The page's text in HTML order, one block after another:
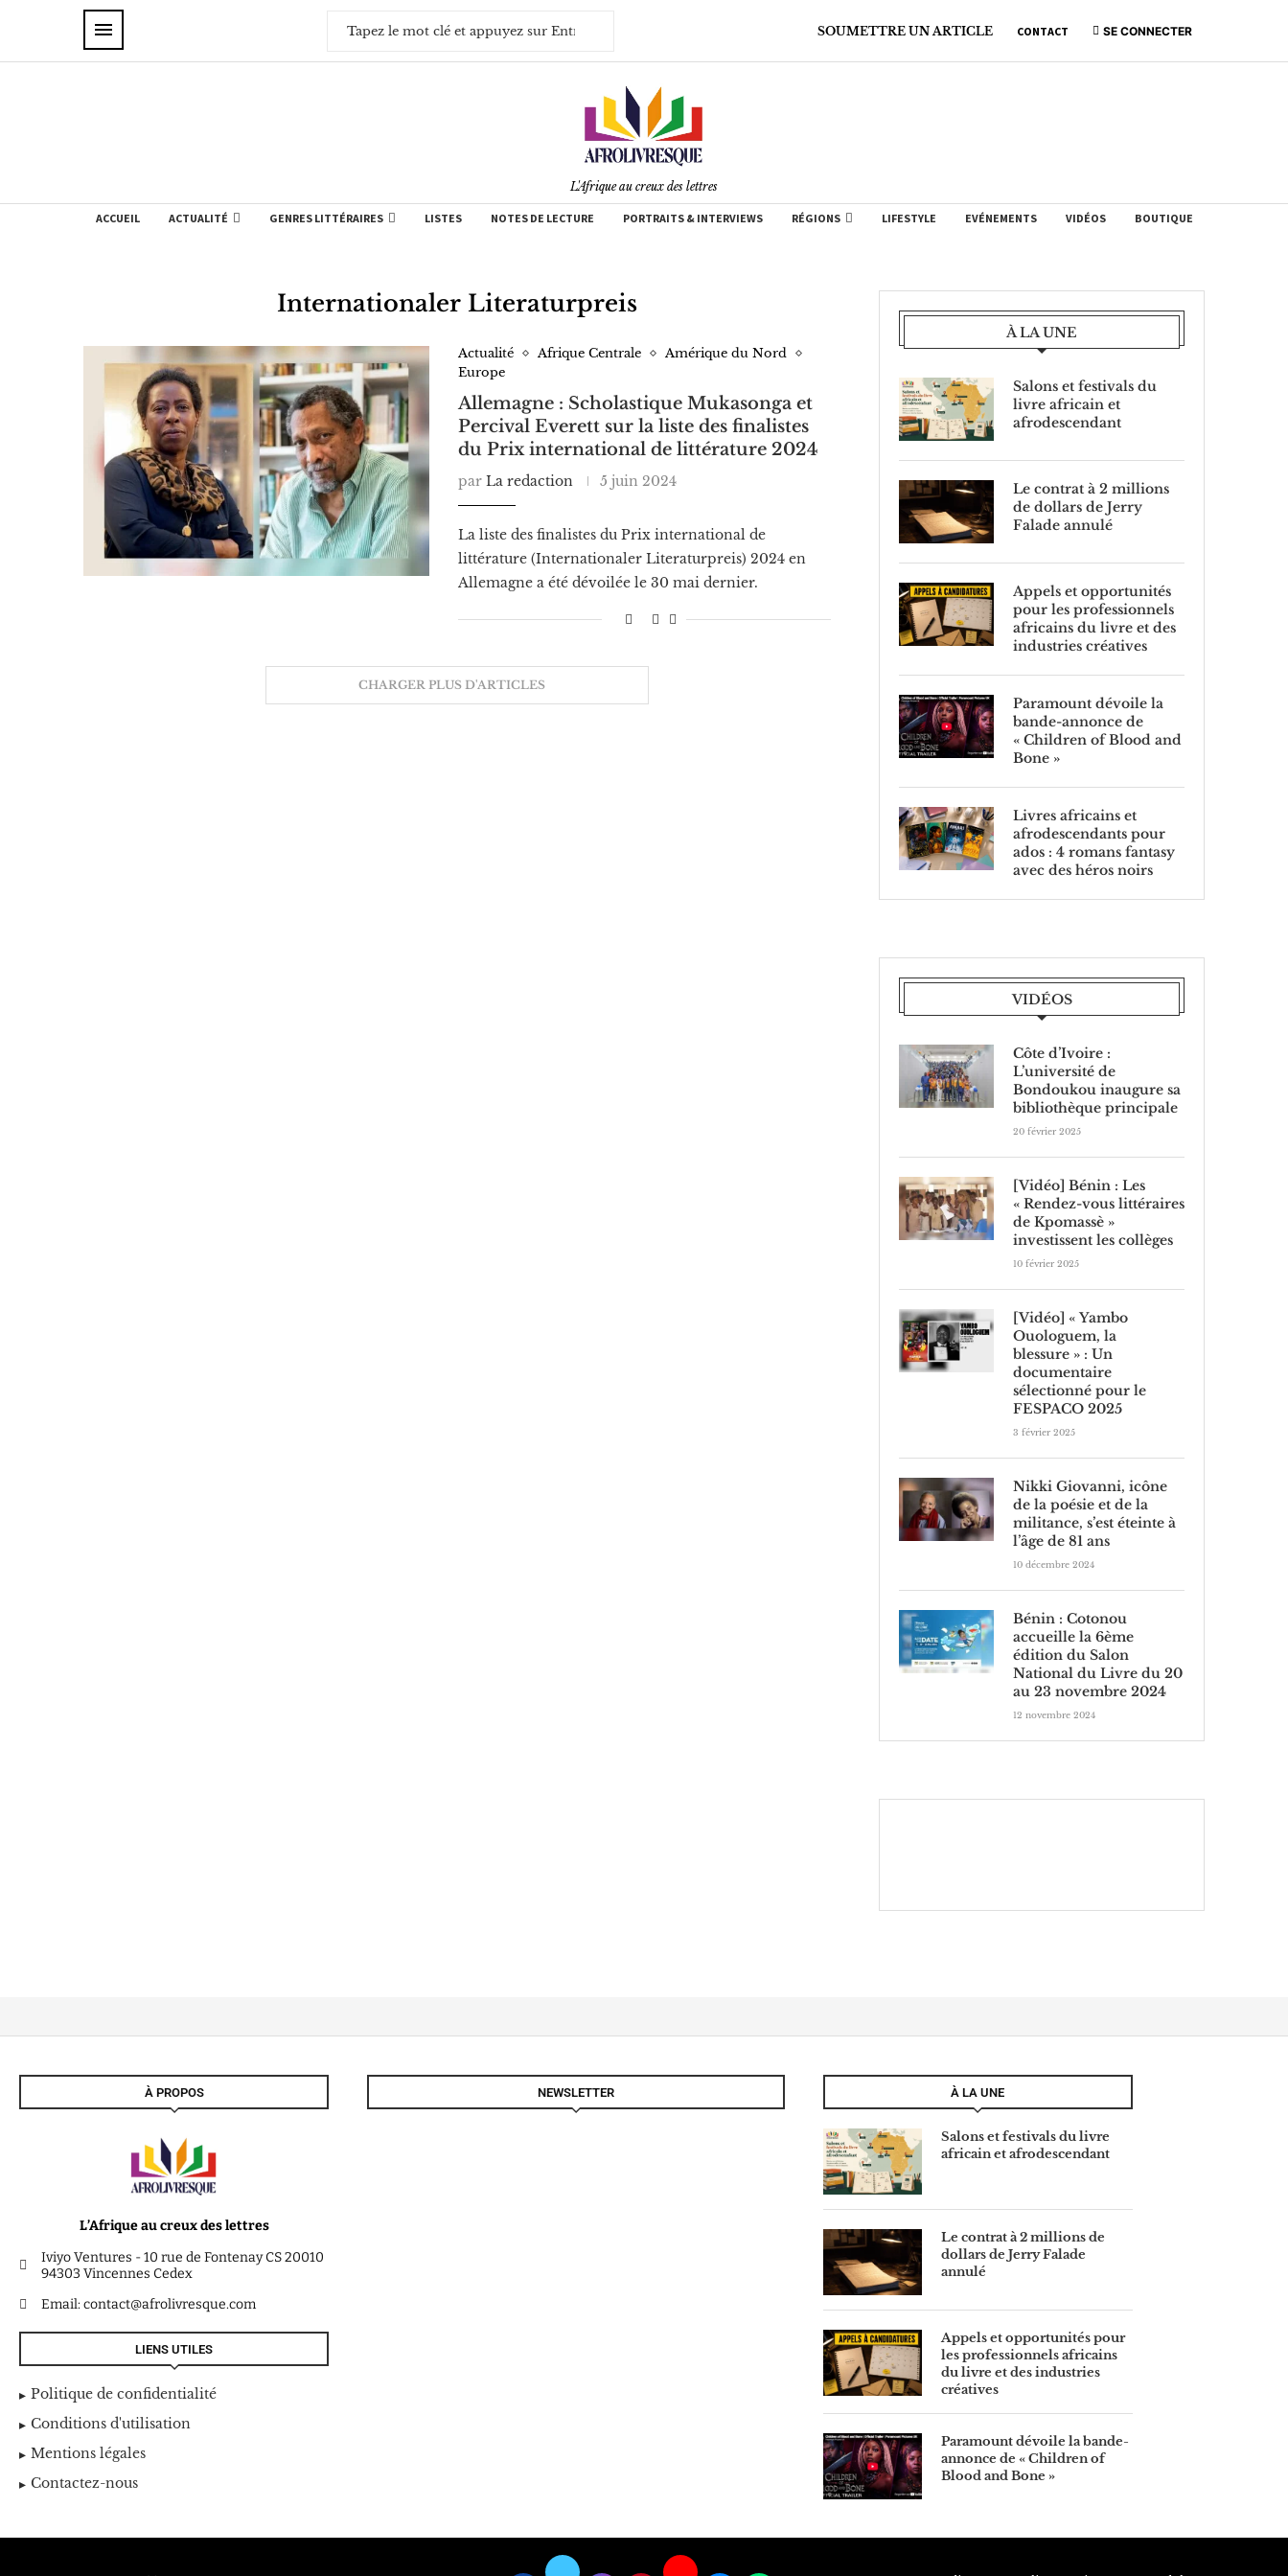
SOUMETTRE UN ARTICLE CONTACT SE CONNECTER
L'Afrique au creux des lettres
ACCUEIL ACTUALITÉ GENRES LITTÉRAIRES LISTES NOTES DE LECTURE PORTRAITS & INTERVIEWS RÉGIONS LIFESTYLE EVÉNEMENTS VIDÉOS BOUTIQUE
Internationaler Literaturpreis
Actualité Afrique Centrale
Amérique du Nord
Europe
Allemagne : Scholastique Mukasonga et
Percival Everett sur la liste des finalistes
du Prix international de littérature 2024
par La redaction 5 juin 2024
La liste des finalistes du Prix international de
littérature (Internationaler Literaturpreis) 2024 en
Allemagne a été dévoilée le 30 mai dernier.
CHARGER PLUS D'ARTICLES
À LA UNE
Salons et festivals du
livre africain et
afrodescendant
Le contrat à 2 millions
de dollars de Jerry
Falade annulé
Appels et opportunités
pour les professionnels
africains du livre et des
industries créatives
Paramount dévoile la
bande-annonce de
« Children of Blood and
Bone »
Livres africains et
afrodescendants pour
ados : 4 romans fantasy
avec des héros noirs
VIDÉOS
Côte d’Ivoire :
L’université de
Bondoukou inaugure sa
bibliothèque principale
20 février 2025
[Vidéo] Bénin : Les
« Rendez-vous littéraires
de Kpomassè »
investissent les collèges
10 février 2025
[Vidéo] « Yambo
Ouologuem, la
blessure » : Un
documentaire
sélectionné pour le
FESPACO 2025
3 février 2025
Nikki Giovanni, icône
de la poésie et de la
militance, s’est éteinte à
l’âge de 81 ans
10 décembre 2024
Bénin : Cotonou
accueille la 6ème
édition du Salon
National du Livre du 20
au 23 novembre 2024
12 novembre 2024
À PROPOS
L’Afrique au creux des lettres
Iviyo Ventures - 10 rue de Fontenay CS 20010
94303 Vincennes Cedex
Email: contact@afrolivresque.com
LIENS UTILES
Politique de confidentialité
Conditions d'utilisation
Mentions légales
Contactez-nous
NEWSLETTER À LA UNE
Salons et festivals du livre
africain et afrodescendant
Le contrat à 2 millions de
dollars de Jerry Falade
annulé
Appels et opportunités pour
les professionnels africains
du livre et des industries
créatives
Paramount dévoile la bande-
annonce de « Children of
Blood and Bone »